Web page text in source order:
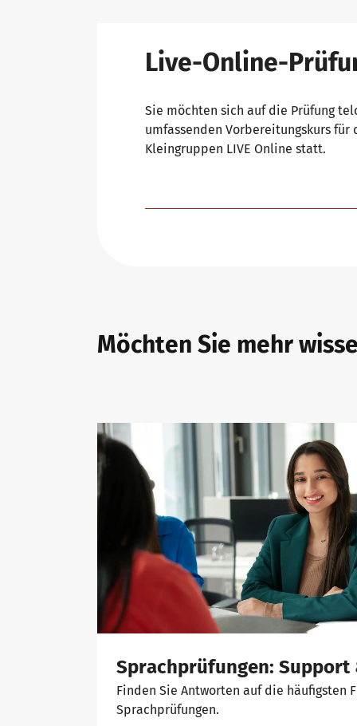
Live-Online-
Sie möchten sich auf die Prüfung
umfassenden Vorbereitungskurs für
Kleingruppen LIVE Online statt.
Möchten Sie mehr
Sprachprüfungen: Support
Finden Sie Antworten auf die häufigsten
Sprachprüfungen.